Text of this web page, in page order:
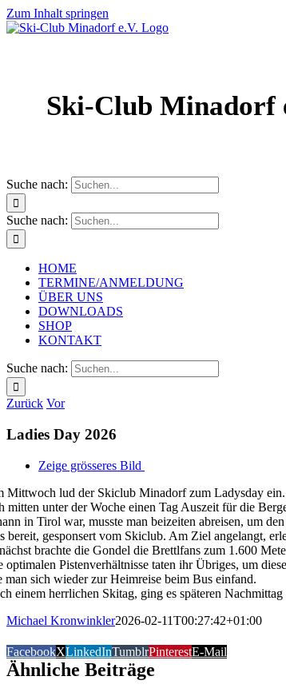
Zum Inhalt springen
Ski-Club Minadorf
Suche nach:
Suche nach:
HOME
TERMINE/ANMELDUNG
ÜBER UNS
DOWNLOADS
SHOP
KONTAKT
Suche nach:
Zurück Vor
Ladies Day 2026
Zeige grösseres Bild
Mittwoch lud der Skiclub Minadorf zum Ladysday ein.
mitten unter der Woche einen Tag Auszeit für die
in Tirol war, musste man beizeiten abreisen, um
bereit, gesponsert vom Skiclub. Am Ziel angelangt,
brachte die Gondel die Brettlfans zum 1.600
optimalen Pistenverhältnisse taten ihr Übriges, um
man sich wieder zur Heimreise beim Bus einfand.
einem herrlichen Skitag, ging es späteren
Michael Kronwinkler2026-02-11T00:27:42+01:00
FacebookXLinkedInTumblrPinterestE-Mail
Ähnliche Beiträge